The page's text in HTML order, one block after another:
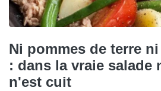
Ni pommes de terre
: dans la vraie salade
n'est cuit